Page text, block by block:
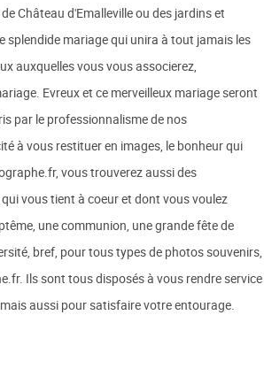
Château d'Emalleville ou des jardins et
splendide mariage qui unira à tout jamais les
auxquelles vous vous associerez,
Evreux et ce merveilleux mariage seront
par le professionnalisme de nos
à vous restituer en images, le bonheur qui
vous trouverez aussi des
vous tient à coeur et dont vous voulez
une communion, une grande fête de
bref, pour tous types de photos souvenirs,
Ils sont tous disposés à vous rendre service
aussi pour satisfaire votre entourage.